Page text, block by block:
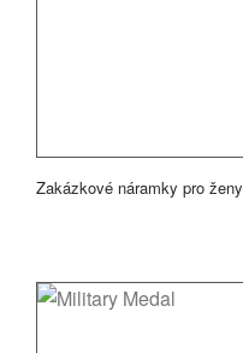
Zakázkové náramky pro ženy